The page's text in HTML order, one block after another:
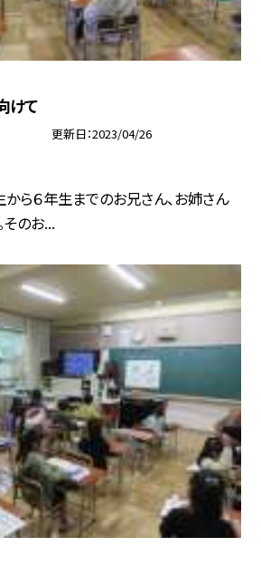
けて
更新日 2023/04/26
から６年生までのお兄さん、お姉さん
そのお...